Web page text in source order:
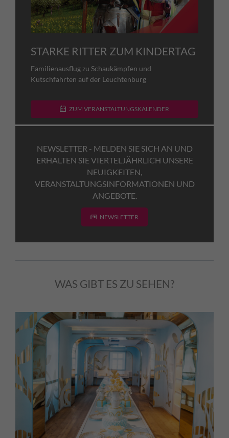
STARKE RITTER ZUM KINDERTAG
Familienausflug zu Schaukämpfen und
Kutschfahrten auf der Leuchtenburg
ZUM VERANSTALTUNGSKALENDER
NEWSLETTER - MELDEN SIE SICH AN UND
ERHALTEN SIE VIERTELJÄHRLICH UNSERE
NEUIGKEITEN,
VERANSTALTUNGSINFORMATIONEN UND
ANGEBOTE.
NEWSLETTER
WAS GIBT ES ZU SEHEN?